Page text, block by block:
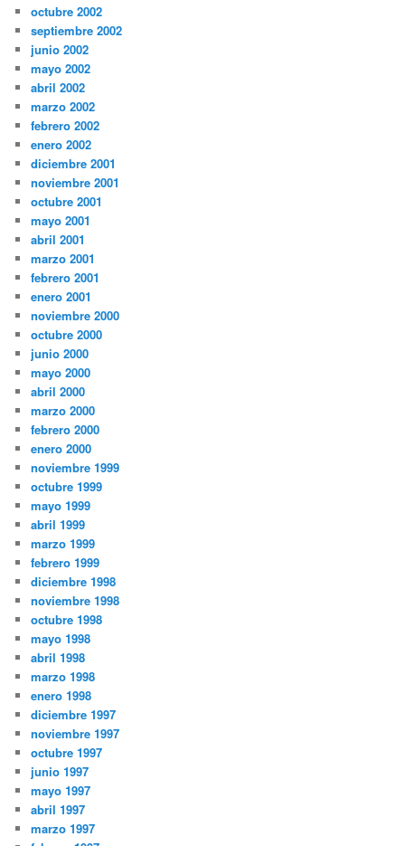
octubre 2002
septiembre 2002
junio 2002
mayo 2002
abril 2002
marzo 2002
febrero 2002
enero 2002
diciembre 2001
noviembre 2001
octubre 2001
mayo 2001
abril 2001
marzo 2001
febrero 2001
enero 2001
noviembre 2000
octubre 2000
junio 2000
mayo 2000
abril 2000
marzo 2000
febrero 2000
enero 2000
noviembre 1999
octubre 1999
mayo 1999
abril 1999
marzo 1999
febrero 1999
diciembre 1998
noviembre 1998
octubre 1998
mayo 1998
abril 1998
marzo 1998
enero 1998
diciembre 1997
noviembre 1997
octubre 1997
junio 1997
mayo 1997
abril 1997
marzo 1997